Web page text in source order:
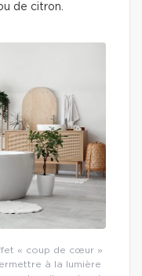
de citron.
« coup de cœur »
à la lumière